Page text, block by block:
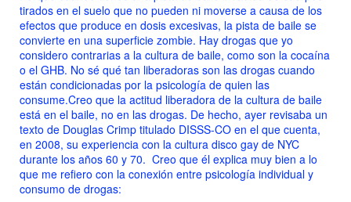
tirados en el suelo que no pueden ni moverse a causa de los
efectos que produce en dosis excesivas, la pista de baile se
convierte en una superficie zombie. Hay drogas que yo
considero contrarias a la cultura de baile, como son la cocaína
o el GHB. No sé qué tan liberadoras son las drogas cuando
están condicionadas por la psicología de quien las
consume.Creo que la actitud liberadora de la cultura de baile
está en el baile, no en las drogas. De hecho, ayer revisaba un
texto de Douglas Crimp titulado DISSS-CO en el que cuenta,
en 2008, su experiencia con la cultura disco gay de NYC
durante los años 60 y 70. Creo que él explica muy bien a lo
que me refiero con la conexión entre psicología individual y
consumo de drogas: